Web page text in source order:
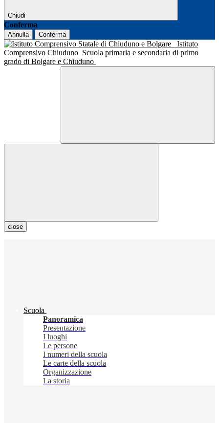
Chiudi
Conferma
Annulla Conferma
Istituto
Comprensivo Chiuduno Scuola primaria e secondaria di primo
grado di Bolgare e Chiuduno
close
Scuola
Panoramica
Presentazione
I luoghi
Le persone
I numeri della scuola
Le carte della scuola
Organizzazione
La storia